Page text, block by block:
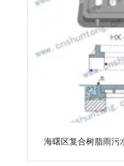
海曙区复合树脂雨污